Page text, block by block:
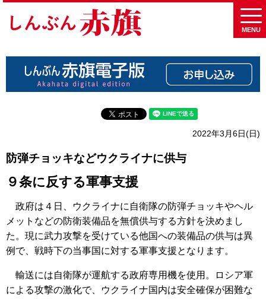
MENU
2022年3月6日(日)
防弾チョッキなどウクライナに供与
９条に反する軍事支援
政府は４日、ウクライナに自衛隊の防弾チョッキやヘル
メットなどの防衛装備品を無償供与する方針を決めまし
た。現に武力攻撃を受けている他国への装備品の供与は異
例で、戦時下の当事国に対する軍事支援となります。
輸送には自衛隊が運航する政府専用機を使用。ロシア軍
による攻撃の激化で、ウクライナ国内は安全確保が困難な